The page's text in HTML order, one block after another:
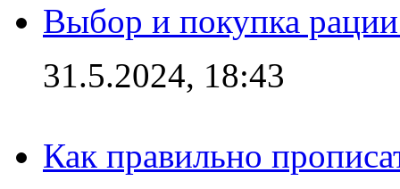
Выбор и покупка
31.5.2024, 18:43
Как правильно